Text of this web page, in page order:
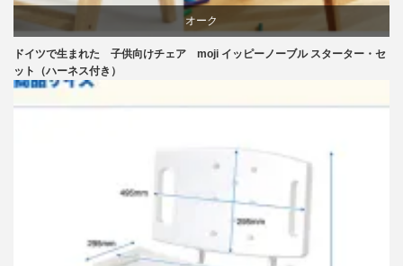
オーク
ドイツで生まれた 子供向けチェア moji イッピーノーブル スターター・セ
ット（ハーネス付き）